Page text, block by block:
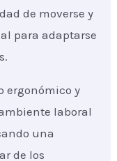
de moverse y
para adaptarse
ergonómico y
laboral
una
de los